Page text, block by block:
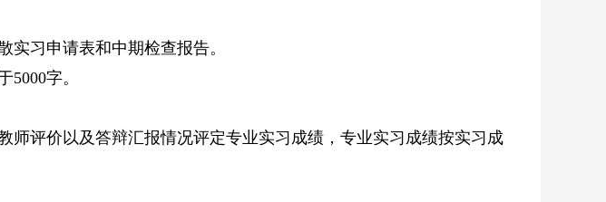
习申请表和中期检查报告。
字。
评价以及答辩汇报情况评定专业实习成绩，专业实习成绩按实习成